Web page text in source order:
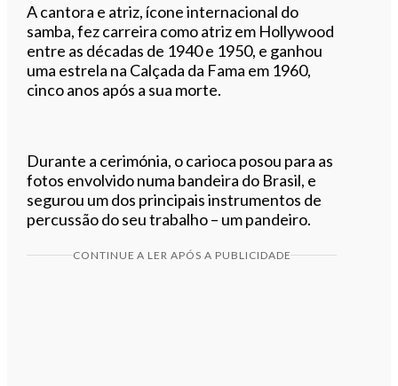
A cantora e atriz, ícone internacional do
samba, fez carreira como atriz em Hollywood
entre as décadas de 1940 e 1950, e ganhou
uma estrela na Calçada da Fama em 1960,
cinco anos após a sua morte.
Durante a cerimónia, o carioca posou para as
fotos envolvido numa bandeira do Brasil, e
segurou um dos principais instrumentos de
percussão do seu trabalho – um pandeiro.
CONTINUE A LER APÓS A PUBLICIDADE